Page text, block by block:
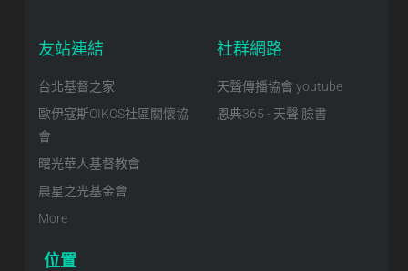
友站連結
台北基督之家
歐伊寇斯OIKOS社區關懷協
會
曙光華人基督教會
晨星之光基金會
More
社群網路
天聲傳播協會 youtube
恩典365 - 天聲 臉書
位置